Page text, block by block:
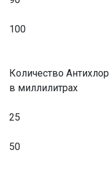
100
Количество Антихлор
в миллилитрах
25
50